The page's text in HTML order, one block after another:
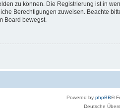
zu können. Die Registrierung ist in
Berechtigungen zuweisen. Beachte
Board bewegst.
Powered by phpBB®
Deutsche